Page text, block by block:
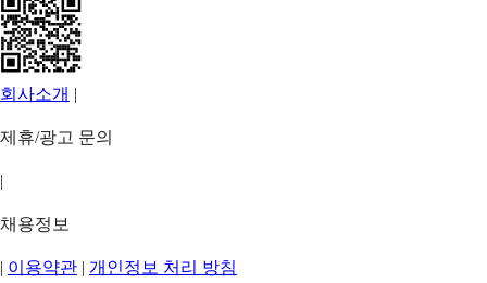
회사소개 |
제휴/광고 문의
|
채용정보
| 이용약관 | 개인정보 처리 방침